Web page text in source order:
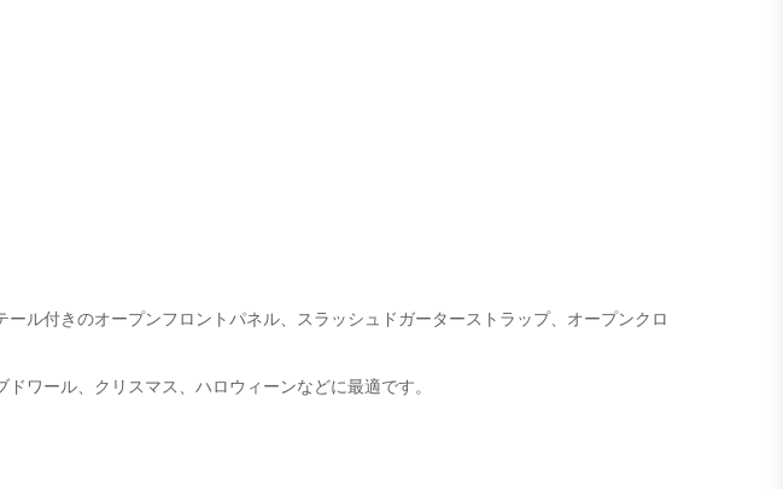
ル付きのオープンフロントパネル、スラッシュドガーターストラップ、オープンクロ
ワール、クリスマス、ハロウィーンなどに最適です。